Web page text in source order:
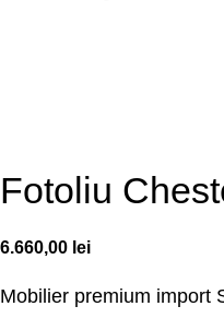
Fotoliu
6.660,00 lei
Mobilier premium import